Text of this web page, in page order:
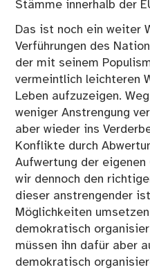
Stämme innerhalb der
Das ist noch ein weiter
Verführungen des
der mit seinem
vermeintlich leichteren
Leben aufzuzeigen.
weniger Anstrengung
aber wieder ins
Konflikte durch
Aufwertung der
wir dennoch den
dieser anstrengender
Möglichkeiten
demokratisch
müssen ihn dafür aber
demokratisch